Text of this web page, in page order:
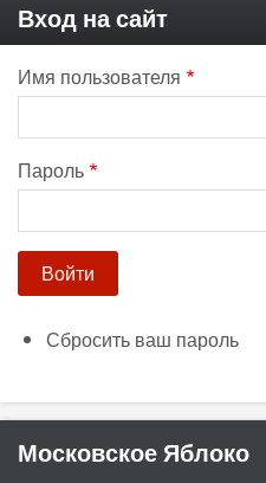
Вход на сайт
Имя пользователя
Пароль
Сбросить ваш пароль
Московское Яблоко